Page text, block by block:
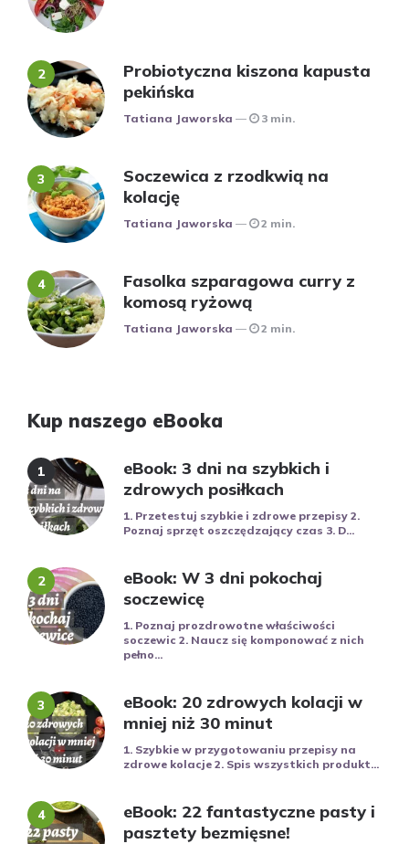
Probiotyczna kiszona kapusta
pekińska
Posted
Tatiana Jaworska 3 min.
Soczewica z rzodkwią na
kolację
Posted
Tatiana Jaworska 2 min.
Fasolka szparagowa curry z
komosą ryżową
Posted
Tatiana Jaworska 2 min.
Kup naszego eBooka
eBook: 3 dni na szybkich i
zdrowych posiłkach
1. Przetestuj szybkie i zdrowe przepisy 2.
Poznaj sprzęt oszczędzający czas 3. D...
eBook: W 3 dni pokochaj
soczewicę
1. Poznaj prozdrowotne właściwości
soczewic 2. Naucz się komponować z nich
pełno...
eBook: 20 zdrowych kolacji w
mniej niż 30 minut
1. Szybkie w przygotowaniu przepisy na
zdrowe kolacje 2. Spis wszystkich produkt...
eBook: 22 fantastyczne pasty i
pasztety bezmięsne!